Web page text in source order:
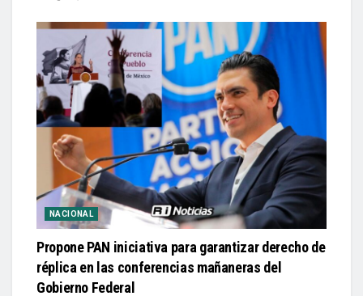
NACIONAL
Propone PAN iniciativa para garantizar derecho de
réplica en las conferencias mañaneras del
Gobierno Federal